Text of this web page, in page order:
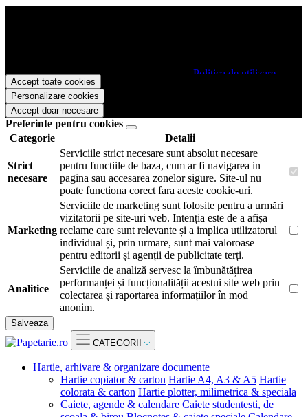
Papetarie.ro este necesar sa fiti de acord cu Politica de utilizare
cookie-uri.
Accept toate cookies
Personalizare cookies
Accept doar necesare
Preferinte pentru cookies
Categorie
Detalii
Strict
necesare
Serviciile strict necesare sunt absolut necesare
pentru functiile de baza, cum ar fi navigarea in
pagina sau accesarea zonelor sigure. Site-ul nu
poate functiona corect fara aceste cookie-uri.
Marketing
Serviciile de marketing sunt folosite pentru a urmări
vizitatorii pe site-uri web. Intenția este de a afișa
reclame care sunt relevante și a implica utilizatorul
individual și, prin urmare, sunt mai valoroase
pentru editorii și agenții de publicitate terți.
Analitice
Serviciile de analiză servesc la îmbunătățirea
performanței și funcționalității acestui site web prin
colectarea și raportarea informațiilor în mod
anonim.
Salveaza
CATEGORII
Hartie, arhivare & organizare documente
Hartie copiator & carton Hartie A4, A3 & A5 Hartie
colorata & carton Hartie plotter, milimetrica & speciala
Caiete, agende & calendare Caiete studentesti, de